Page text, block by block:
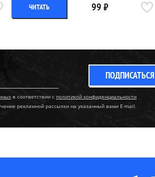
ЧИТАТЬ 99 ₽
ПОДПИСАТЬСЯ
в соответствии с политикой конфиденциальности
рекламной рассылки на указанный вами E-mail.